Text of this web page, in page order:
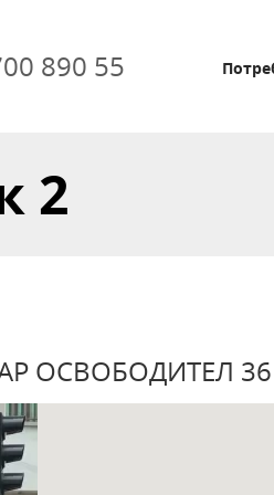
890 55
2
ОСВОБОДИТЕЛ 36